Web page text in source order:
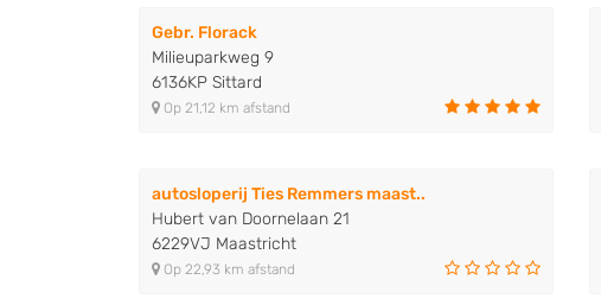
Gebr. Florack
Milieuparkweg 9
6136KP Sittard
Op 21,12 km afstand
autosloperij Ties Remmers maast..
Hubert van Doornelaan 21
6229VJ Maastricht
Op 22,93 km afstand